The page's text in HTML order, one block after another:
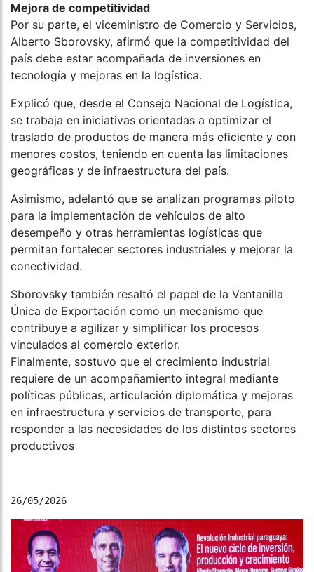
Mejora de competitividad
Por su parte, el viceministro de Comercio y Servicios,
Alberto Sborovsky, afirmó que la competitividad del
país debe estar acompañada de inversiones en
tecnología y mejoras en la logística.
Explicó que, desde el Consejo Nacional de Logística,
se trabaja en iniciativas orientadas a optimizar el
traslado de productos de manera más eficiente y con
menores costos, teniendo en cuenta las limitaciones
geográficas y de infraestructura del país.
Asimismo, adelantó que se analizan programas piloto
para la implementación de vehículos de alto
desempeño y otras herramientas logísticas que
permitan fortalecer sectores industriales y mejorar la
conectividad.
Sborovsky también resaltó el papel de la Ventanilla
Única de Exportación como un mecanismo que
contribuye a agilizar y simplificar los procesos
vinculados al comercio exterior.
Finalmente, sostuvo que el crecimiento industrial
requiere de un acompañamiento integral mediante
políticas públicas, articulación diplomática y mejoras
en infraestructura y servicios de transporte, para
responder a las necesidades de los distintos sectores
productivos
26/05/2026